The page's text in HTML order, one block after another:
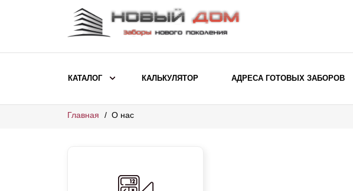
КАТАЛОГ
ВЫБОР ПО МОДЕЛИ
Заборы Жалюзи
КАЛЬКУЛЯТОР АДРЕСА ГОТОВЫХ ЗАБОРОВ
Главная О нас